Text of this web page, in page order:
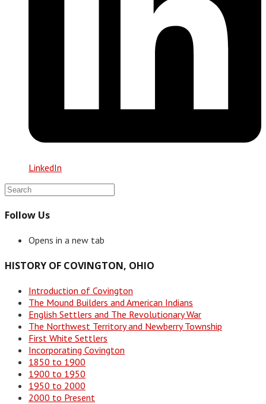
LinkedIn
Follow Us
Opens in a new tab
HISTORY OF COVINGTON, OHIO
Introduction of Covington
The Mound Builders and American Indians
English Settlers and The Revolutionary War
The Northwest Territory and Newberry Township
First White Settlers
Incorporating Covington
1850 to 1900
1900 to 1950
1950 to 2000
2000 to Present